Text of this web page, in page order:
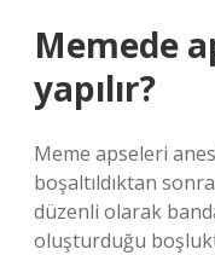
Memede
yapılır?
Meme apseleri
boşaltıldıktan
düzenli olarak
oluşturduğu